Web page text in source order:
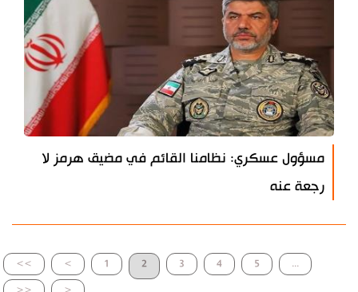
مسؤول عسكري: نظامنا القائم في مضيق هرمز لا
رجعة عنه
>> > 1 2 3 4 5 ...